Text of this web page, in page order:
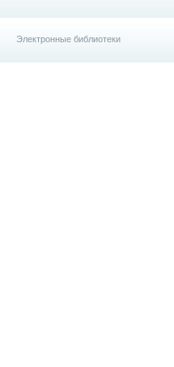
Электронные библиотеки